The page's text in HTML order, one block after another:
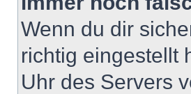
Wenn du dir
richtig eingestellt
Uhr des Servers